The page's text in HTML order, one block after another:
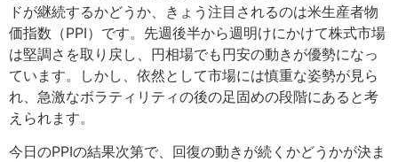
ドが継続するかどうか、きょう注目されるのは米生産者物
価指数（PPI）です。先週後半から週明けにかけて株式市場
は堅調さを取り戻し、円相場でも円安の動きが優勢になっ
ています。しかし、依然として市場には慎重な姿勢が見ら
れ、急激なボラティリティの後の足固めの段階にあると考
えられます。
今日のPPIの結果次第で、回復の動きが続くかどうかが決ま